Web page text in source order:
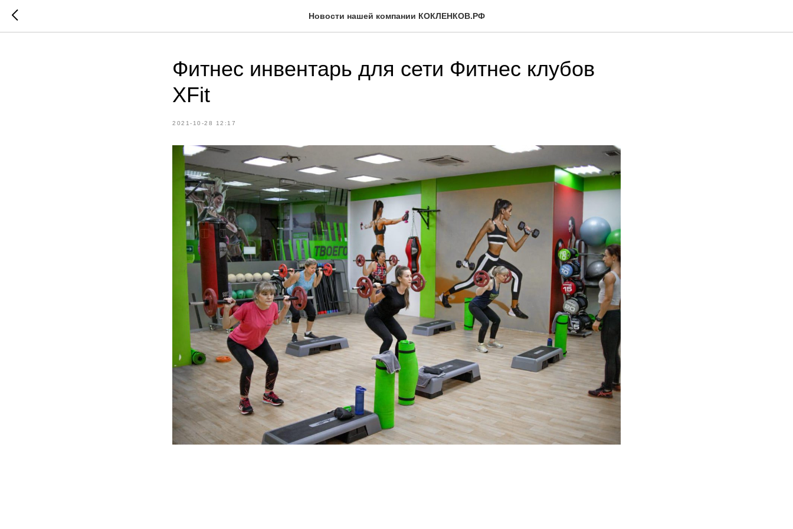
Новости нашей компании КОКЛЕНКОВ.РФ
Фитнес инвентарь для сети Фитнес клубов
XFit
2021-10-28 12:17